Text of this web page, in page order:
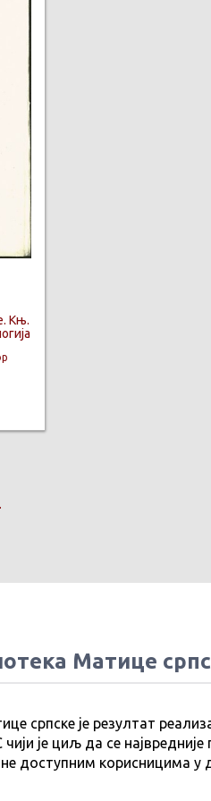
Књ.
Матице
српске је резултат
је циљ да се највредније
доступним корисницима